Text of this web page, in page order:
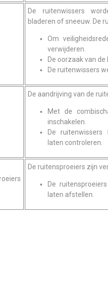
De ruitenwissers
bladeren of sneeuw. De
Om
verwijderen.
De oorzaak van
De ruitenwissers
De aandrijving van de
Met de
inschakelen.
De ruitenwissers
laten controleren.
De ruitensproeiers zijn
De
laten afstellen.